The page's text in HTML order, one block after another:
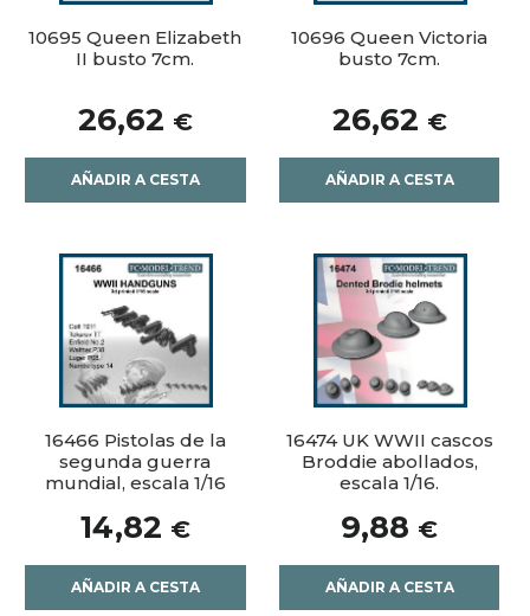
10695 Queen Elizabeth
II busto 7cm.
26,62 €
AÑADIR A CESTA
10696 Queen Victoria
busto 7cm.
26,62 €
AÑADIR A CESTA
16466 Pistolas de la
segunda guerra
mundial, escala 1/16
14,82 €
AÑADIR A CESTA
16474 UK WWII cascos
Broddie abollados,
escala 1/16.
9,88 €
AÑADIR A CESTA